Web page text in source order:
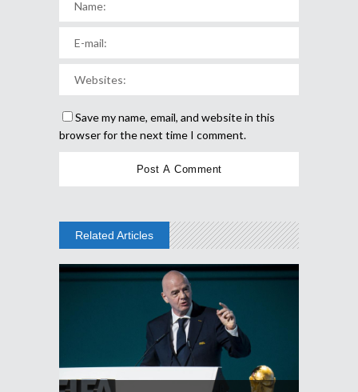
Save my name, email, and website in this
browser for the next time I comment.
Related Articles